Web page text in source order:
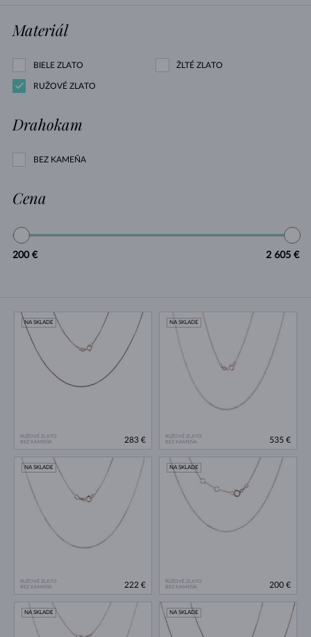
Materiál
BIELE ZLATO ŽLTÉ ZLATO
RUŽOVÉ ZLATO
Drahokam
BEZ KAMEŇA
Cena
200 € 2 605 €
RUŽOVÉ ZLATO
BEZ KAMEŇA
NA SKLADE
283 €
RUŽOVÉ ZLATO
BEZ KAMEŇA
NA SKLADE
535 €
RUŽOVÉ ZLATO
BEZ KAMEŇA
NA SKLADE
222 €
RUŽOVÉ ZLATO
BEZ KAMEŇA
NA SKLADE
200 €
NA SKLADE NA SKLADE